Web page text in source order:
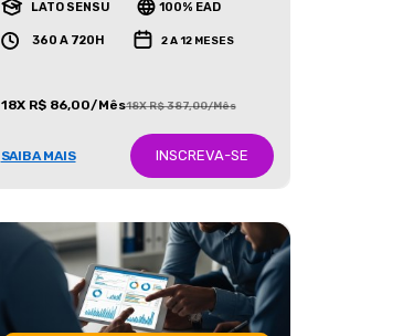
LATO SENSU 100% EAD
360 A 720H 2 A 12 MESES
18X R$ 86,00/Mês18X R$ 387,00/Mês
SAIBA MAIS INSCREVA-SE